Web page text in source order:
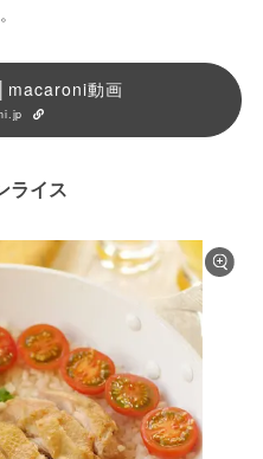
動画
ライス